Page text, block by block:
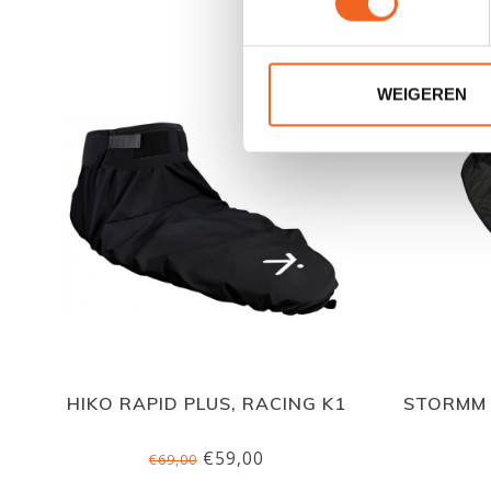
WEIGEREN
HIKO RAPID PLUS, RACING K1
€69,00€59,00